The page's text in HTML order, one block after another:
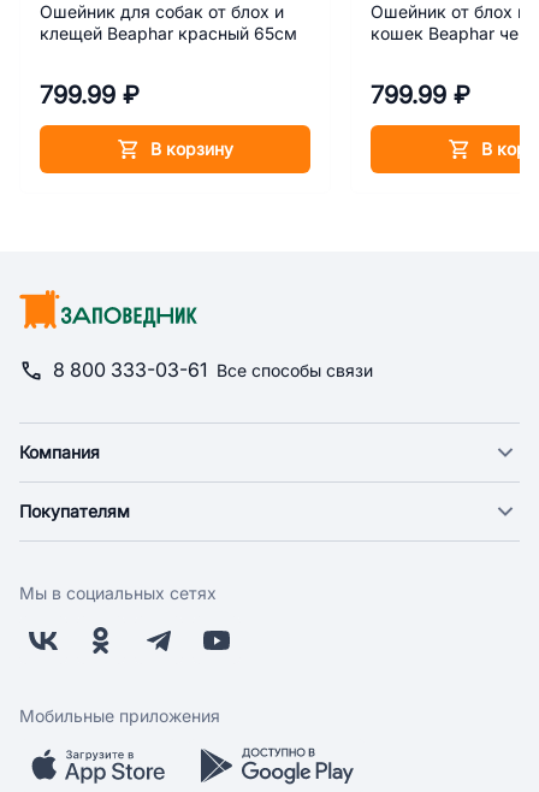
Ошейник для собак от блох и
клещей Beaphar красный 65см
799.99 ₽
В корзину
Ошейник от блох и
кошек Beaphar
799.99 ₽
В
8 800 333-03-61 Все способы связи
Компания
Новости
Поставщикам
Заводчикам
Обратная связь
Покупателям
Оплата
Бонусная программа
Скидки и акции
Мобильное приложение
Мы в социальных сетях
Мобильные приложения